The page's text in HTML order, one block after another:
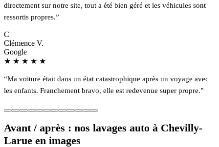
directement sur notre site, tout a été bien géré et les véhicules sont
ressortis propres.”
C
Clémence V.
Google
★ ★ ★ ★ ★
“Ma voiture était dans un état catastrophique après un voyage avec
les enfants. Franchement bravo, elle est redevenue super propre.”
Avant / après : nos lavages auto à Chevilly-
Larue en images